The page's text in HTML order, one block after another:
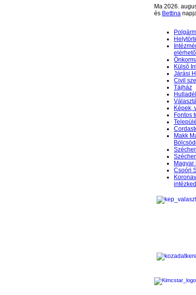
Ma 2026.
és Bettina
Külső
Járási
Civil
Tájház
Képek,
Fontos
Makk
Magyar
Csoóri